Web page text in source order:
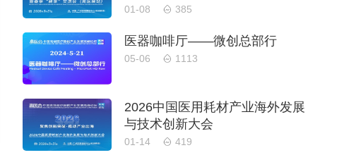
01-08 385
医器咖啡厅——微创总部行
05-06 1113
2026中国医用耗材产业海外发展
与技术创新大会
01-14 419